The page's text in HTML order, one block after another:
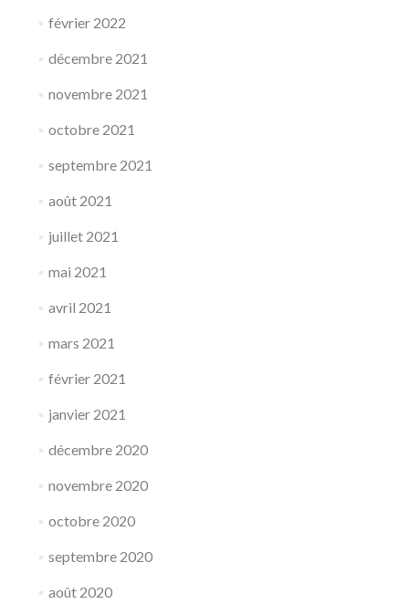
février 2022
décembre 2021
novembre 2021
octobre 2021
septembre 2021
août 2021
juillet 2021
mai 2021
avril 2021
mars 2021
février 2021
janvier 2021
décembre 2020
novembre 2020
octobre 2020
septembre 2020
août 2020